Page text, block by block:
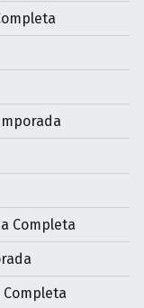
Completa
Completa